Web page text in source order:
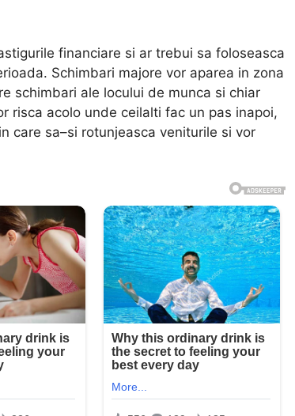
financiare si ar trebui sa foloseasca
Schimbari majore vor aparea in zona
schimbari ale locului de munca si chiar
risca acolo unde ceilalti fac un pas inapoi,
care sa–si rotunjeasca veniturile si vor